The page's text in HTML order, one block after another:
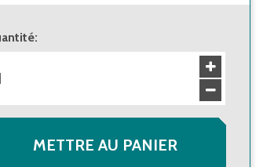
:
METTRE AU PANIER